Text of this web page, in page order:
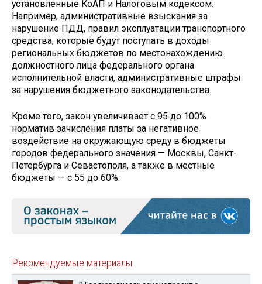
установленные КоАП и Налоговым кодексом.
Например, административные взыскания за
нарушение ПДД, правил эксплуатации транспортного
средства, которые будут поступать в доходы
региональных бюджетов по местонахождению
должностного лица федерального органа
исполнительной власти, административные штрафы
за нарушения бюджетного законодательства.
Кроме того, закон увеличивает с 95 до 100%
норматив зачисления платы за негативное
воздействие на окружающую среду в бюджеты
городов федерального значения — Москвы, Санкт-
Петербурга и Севастополя, а также в местные
бюджеты — с 55 до 60%.
Рекомендуемые материалы